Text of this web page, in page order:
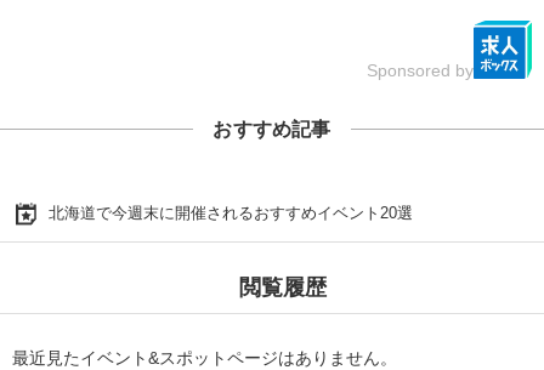
Sponsored by
おすすめ記事
北海道で今週末に開催されるおすすめイベント20選
閲覧履歴
最近見たイベント&スポットページはありません。